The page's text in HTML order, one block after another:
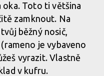
oka. Toto ti většina
zamknout. Na
běžný nosič,
je vybaveno
vyrazit. Vlastně
v kufru.